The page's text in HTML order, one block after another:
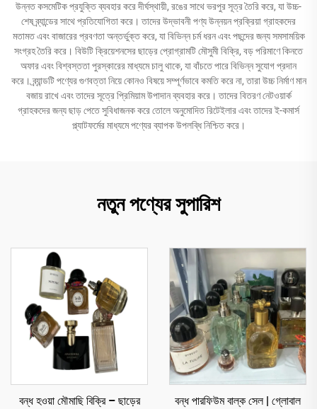
উন্নত কসমেটিক প্রযুক্তি ব্যবহার করে দীর্ঘস্থায়ী, রঙের সাথে ভরপুর সূত্র তৈরি করে, যা উচ্চ-
শেষ ব্র্যান্ডের সাথে প্রতিযোগিতা করে। তাদের উদ্ভাবনী পণ্য উন্নয়ন প্রক্রিয়া গ্রাহকদের
মতামত এবং বাজারের প্রবণতা অন্তর্ভুক্ত করে, যা বিভিন্ন চর্ম ধরন এবং পছন্দের জন্য সমসাময়িক
সংগ্রহ তৈরি করে। বিউটি ক্রিয়েশনসের ছাড়ের প্রোগ্রামটি মৌসুমী বিক্রি, বড় পরিমাণে কিনতে
অফার এবং বিশ্বস্ততা পুরস্কারের মাধ্যমে চালু থাকে, যা বাঁচতে পারে বিভিন্ন সুযোগ প্রদান
করে। ব্র্যান্ডটি পণ্যের গুণবত্তা নিয়ে কোনও বিষয়ে সম্পূর্ণভাবে কমতি করে না, তারা উচ্চ নির্মাণ মান
বজায় রাখে এবং তাদের সূত্রে প্রিমিয়াম উপাদান ব্যবহার করে। তাদের বিতরণ নেটওয়ার্ক
গ্রাহকদের জন্য ছাড় পেতে সুবিধাজনক করে তোলে অনুমোদিত রিটেইলার এবং তাদের ই-কমার্স
প্ল্যাটফর্মের মাধ্যমে পণ্যের ব্যাপক উপলব্ধি নিশ্চিত করে।
নতুন পণ্যের সুপারিশ
বন্ধ হওয়া মৌমাছি বিক্রি – ছাড়ের
বন্ধ পারফিউম বাল্ক সেল | গ্লোবাল